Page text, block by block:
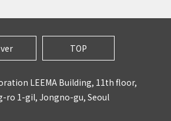
TOP
LEEMA Building, 11th floor,
ro 1-gil, Jongno-gu, Seoul